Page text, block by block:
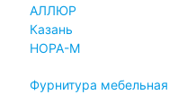
АЛЛЮР
Казань
НОРА-М
Фурнитура мебельная